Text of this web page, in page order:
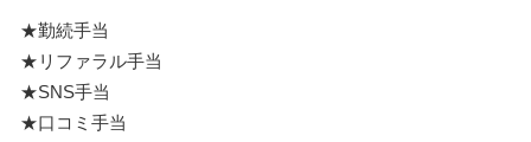
★勤続手当
★リファラル手当
★SNS手当
★口コミ手当